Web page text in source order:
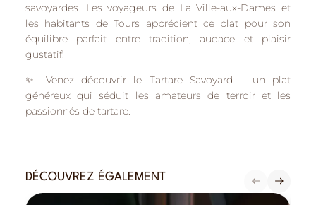
savoyardes. Les voyageurs de La Ville-aux-Dames et
les habitants deTours apprécient ce plat pour son
équilibre parfait entre tradition, audace et plaisir
gustatif.
✨ Venez découvrir le Tartare Savoyard – un plat
généreux qui séduit les amateurs de terroir et les
passionnés de tartare.
DÉCOUVREZ ÉGALEMENT